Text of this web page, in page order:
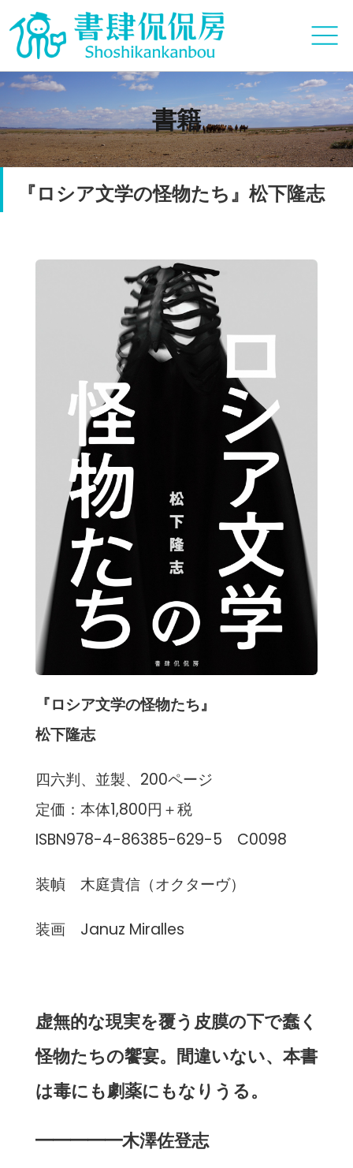
書籍
『ロシア文学の怪物たち』松下隆志
『ロシア文学の怪物たち』
松下隆志
四六判、並製、200ページ
定価：本体1,800円＋税
ISBN978-4-86385-629-5 C0098
装幀 木庭貴信（オクターヴ）
装画 Januz Miralles
虚無的な現実を覆う皮膜の下で蠢く
怪物たちの饗宴。 間違いない、本書
は毒にも劇薬にもなりうる。
━━━━━木澤佐登志